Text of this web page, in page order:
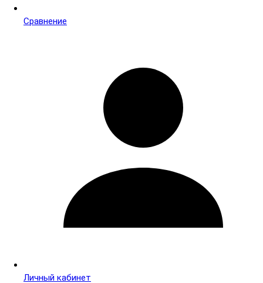
Сравнение
Личный кабинет